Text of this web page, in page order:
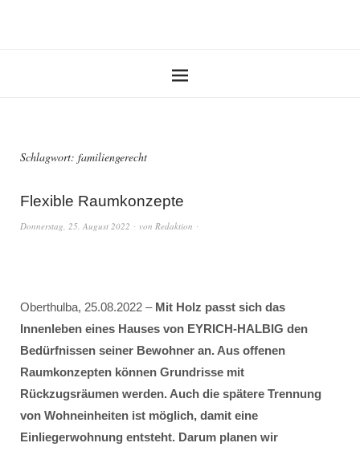
Schlagwort: familiengerecht
Flexible Raumkonzepte
Donnerstag, 25. August 2022 von Redaktion
Oberthulba, 25.08.2022 – Mit Holz passt sich das
Innenleben eines Hauses von EYRICH-HALBIG den
Bedürfnissen seiner Bewohner an. Aus offenen
Raumkonzepten können Grundrisse mit
Rückzugsräumen werden. Auch die spätere Trennung
von Wohneinheiten ist möglich, damit eine
Einliegerwohnung entsteht. Darum planen wir